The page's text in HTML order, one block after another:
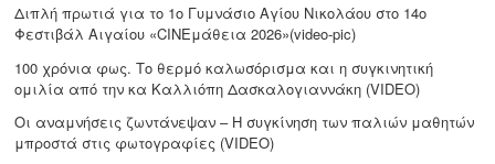
Διπλή πρωτιά για το 1ο Γυμνάσιο Αγίου Νικολάου στο 14ο
Φεστιβάλ Αιγαίου «CΙΝΕμάθεια 2026»(video-pic)
100 χρόνια φως. Το θερμό καλωσόρισμα και η συγκινητική
ομιλία από την κα Καλλιόπη Δασκαλογιαννάκη (VIDEO)
Οι αναμνήσεις ζωντάνεψαν – Η συγκίνηση των παλιών μαθητών
μπροστά στις φωτογραφίες (VIDEO)